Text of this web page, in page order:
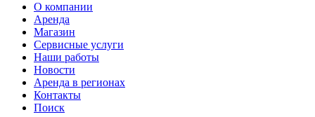
О компании
Аренда
Магазин
Сервисные услуги
Наши работы
Новости
Аренда в регионах
Контакты
Поиск